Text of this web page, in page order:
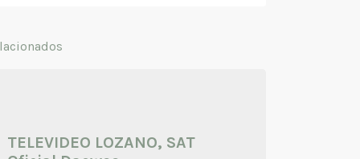
TELEVIDEO LOZANO, SAT